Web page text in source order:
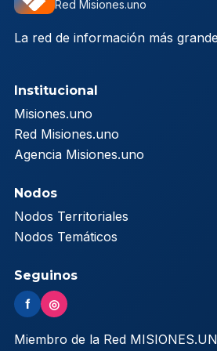
Red Misiones.uno
La red de información más
Institucional
Misiones.uno
Red Misiones.uno
Agencia Misiones.uno
Nodos
Nodos Territoriales
Nodos Temáticos
Seguinos
f ◎
Miembro de la Red